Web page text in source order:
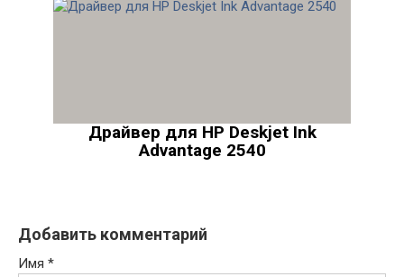
Драйвер для HP Deskjet Ink
Advantage 2540
Добавить комментарий
Имя *